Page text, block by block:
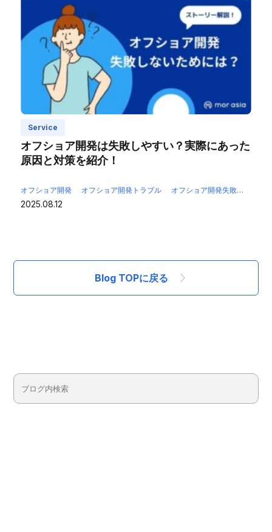
Service
オフショア開発は失敗しやすい？実際にあった
原因と対策を紹介！
オフショア開発 オフショア開発トラブル オフショア開発失敗
2025.08.12
Blog TOPに戻る